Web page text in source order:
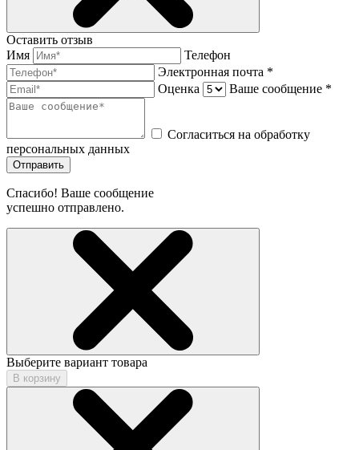
Оставить отзыв
Имя
Телефон
Электронная почта *
Оценка
Ваше сообщение *
Согласиться на обработку
персональных данных
Отправить
Спасибо! Ваше сообщение
успешно отправлено.
Выберите вариант товара
В корзину